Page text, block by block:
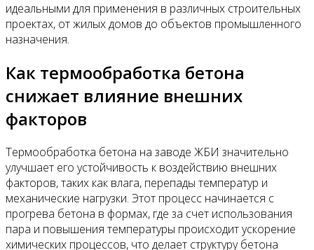
идеальными для применения в различных строительных
проектах, от жилых домов до объектов промышленного
назначения.
Как термообработка бетона
снижает влияние внешних
факторов
Термообработка бетона на заводе ЖБИ значительно
улучшает его устойчивость к воздействию внешних
факторов, таких как влага, перепады температур и
механические нагрузки. Этот процесс начинается с
прогрева бетона в формах, где за счет использования
пара и повышения температуры происходит ускорение
химических процессов, что делает структуру бетона